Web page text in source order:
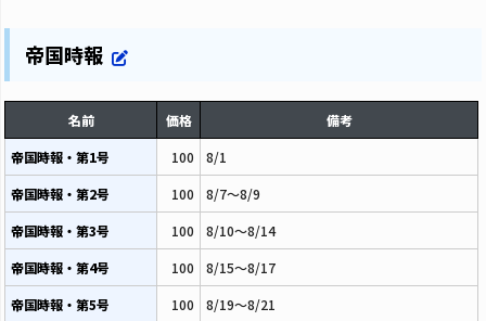
帝国時報
名前 価格
備考
帝国時報・第1号
100
8/1
帝国時報・第2号
100
8/7～8/9
帝国時報・第3号
100
8/10～8/14
帝国時報・第4号
100
8/15～8/17
帝国時報・第5号
100
8/19～8/21